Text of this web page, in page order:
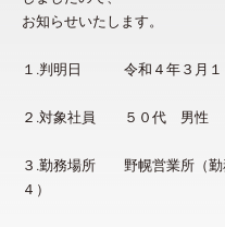
お知らせいたします。
１.判明日 令和４年３月１
２.対象社員 ５０代 男性
３.勤務場所 野幌営業所（勤
４）